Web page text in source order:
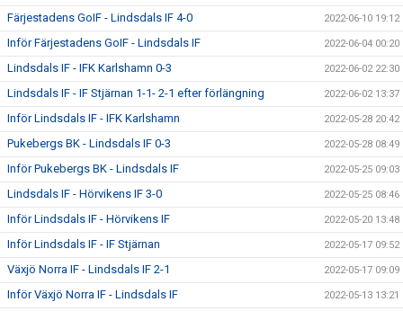
Färjestadens GoIF - Lindsdals IF 4-0 2022-06-10 19:12
Inför Färjestadens GoIF - Lindsdals IF 2022-06-04 00:20
Lindsdals IF - IFK Karlshamn 0-3 2022-06-02 22:30
Lindsdals IF - IF Stjärnan 1-1- 2-1 efter förlängning 2022-06-02 13:37
Inför Lindsdals IF - IFK Karlshamn 2022-05-28 20:42
Pukebergs BK - Lindsdals IF 0-3 2022-05-28 08:49
Inför Pukebergs BK - Lindsdals IF 2022-05-25 09:03
Lindsdals IF - Hörvikens IF 3-0 2022-05-25 08:46
Inför Lindsdals IF - Hörvikens IF 2022-05-20 13:48
Inför Lindsdals IF - IF Stjärnan 2022-05-17 09:52
Växjö Norra IF - Lindsdals IF 2-1 2022-05-17 09:09
Inför Växjö Norra IF - Lindsdals IF 2022-05-13 13:21